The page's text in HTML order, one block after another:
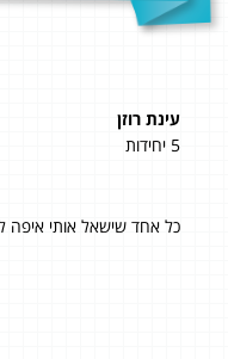
עינת רוזן
5 יחידות
כל אחד שישאל אותי איפה